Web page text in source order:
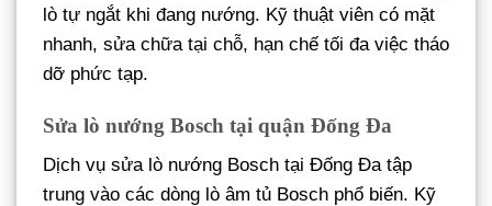
lò tự ngắt khi đang nướng. Kỹ thuật viên có mặt
nhanh, sửa chữa tại chỗ, hạn chế tối đa việc tháo
dỡ phức tạp.
Sửa lò nướng Bosch tại quận Đống Đa
Dịch vụ sửa lò nướng Bosch tại Đống Đa tập
trung vào các dòng lò âm tủ Bosch phổ biến. Kỹ